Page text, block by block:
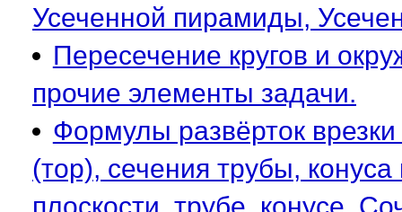
Усеченной пирамиды,
Пересечение кругов и
прочие элементы задачи.
Формулы развёрток
(тор), сечения трубы,